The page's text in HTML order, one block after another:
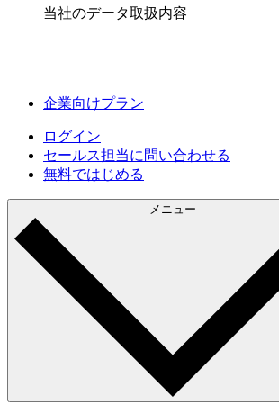
当社のデータ取扱内容
企業向けプラン
ログイン
セールス担当に問い合わせる
無料ではじめる
メニュー